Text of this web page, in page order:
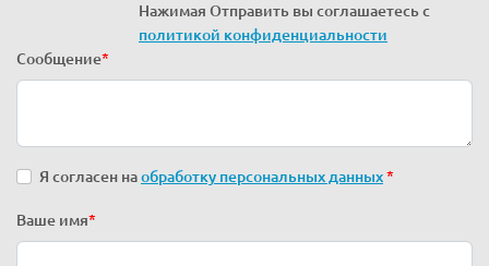
Нажимая Отправить вы соглашаетесь с
политикой конфиденциальности
Сообщение*
Я согласен наобработку персональных данных*
Ваше имя*